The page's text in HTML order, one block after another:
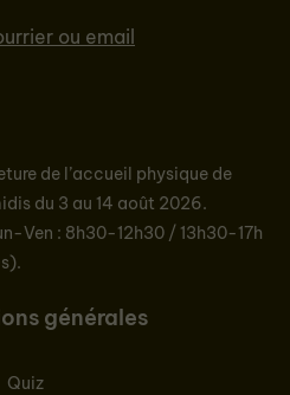
ou email
de l’accueil physique de
du 3 au 14 août 2026.
Ven : 8h30-12h30 / 13h30-17h
générales
Quiz